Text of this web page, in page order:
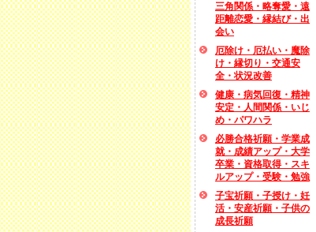
三角関係・略奪愛・遠
距離恋愛・縁結び・出
会い
厄除け・厄払い・魔除
け・縁切り・交通安
全・状況改善
健康・病気回復・精神
安定・人間関係・いじ
め・パワハラ
必勝合格祈願・学業成
就・成績アップ・大学
卒業・資格取得・スキ
ルアップ・受験・勉強
子宝祈願・子授け・妊
活・安産祈願・子供の
成長祈願